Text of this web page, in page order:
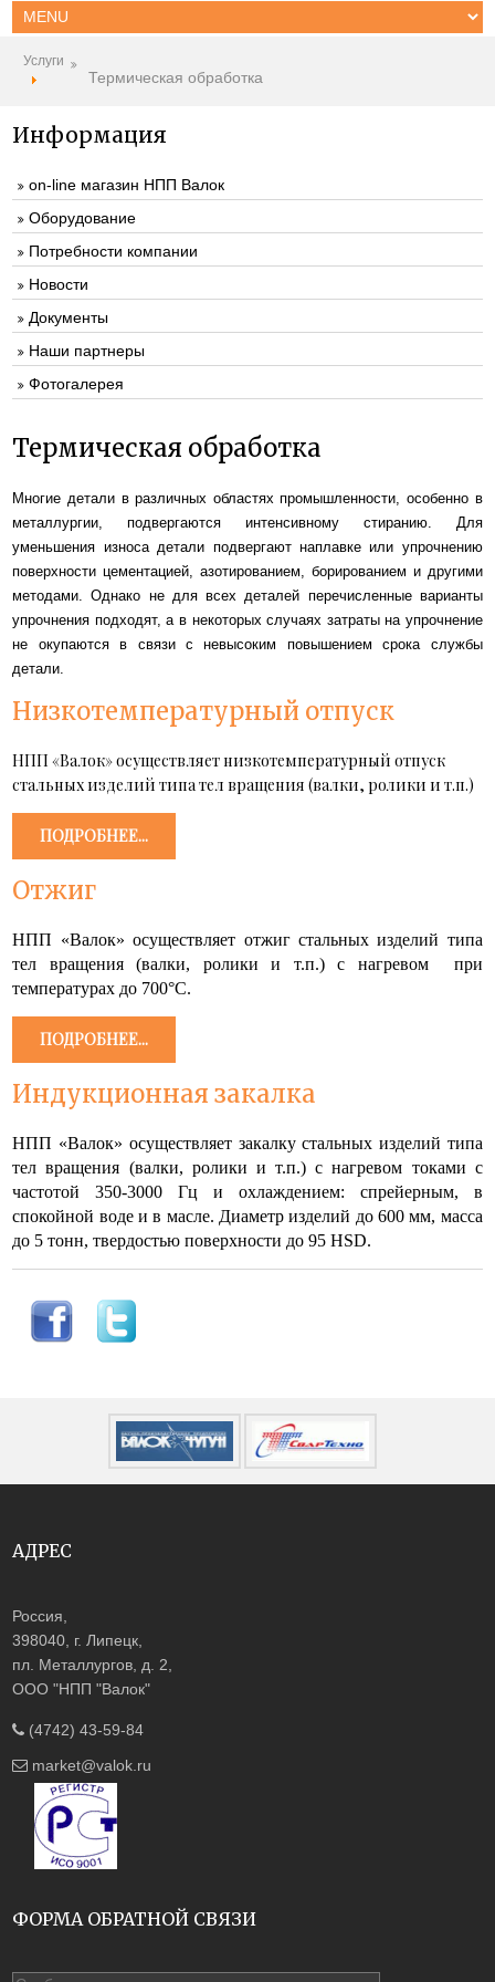
Услуги
Термическая обработка
Информация
on-line магазин НПП Валок
Оборудование
Потребности компании
Новости
Документы
Наши партнеры
Фотогалерея
Термическая обработка
Многие детали в различных областях промышленности, особенно в
металлургии, подвергаются интенсивному стиранию. Для
уменьшения износа детали подвергают наплавке или упрочнению
поверхности цементацией, азотированием, борированием и другими
методами. Однако не для всех деталей перечисленные варианты
упрочнения подходят, а в некоторых случаях затраты на упрочнение
не окупаются в связи с невысоким повышением срока службы
детали.
Низкотемпературный отпуск
НПП «Валок» осуществляет низкотемпературный отпуск
стальных изделий типа тел вращения (валки, ролики и т.п.)
ПОДРОБНЕЕ...
Отжиг
НПП «Валок» осуществляет отжиг стальных изделий типа
тел вращения (валки, ролики и т.п.) с нагревом при
температурах до 700°С.
ПОДРОБНЕЕ...
Индукционная закалка
НПП «Валок» осуществляет закалку стальных изделий типа
тел вращения (валки, ролики и т.п.) с нагревом токами с
частотой 350-3000 Гц и охлаждением: спрейерным, в
спокойной воде и в масле. Диаметр изделий до 600 мм, масса
до 5 тонн, твердостью поверхности до 95HSD.
АДРЕС
Россия,
398040, г. Липецк,
пл. Металлургов, д. 2,
ООО "НПП "Валок"
(4742) 43-59-84
market@valok.ru
ФОРМА ОБРАТНОЙ СВЯЗИ